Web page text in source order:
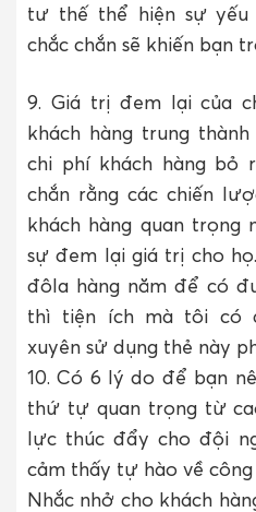
tư thế thể hiện sự yếu
chắc chắn sẽ khiến bạn
9. Giá trị đem lại của
khách hàng trung
chi phí khách hàng bỏ
chắn rằng các chiến
khách hàng quan trọng
sự đem lại giá trị cho
đôla hàng năm để có
thì tiện ích mà tôi có
xuyên sử dụng thẻ này
10. Có 6 lý do để bạn
thứ tự quan trọng từ
lực thúc đẩy cho đội
cảm thấy tự hào về
Nhắc nhở cho khách